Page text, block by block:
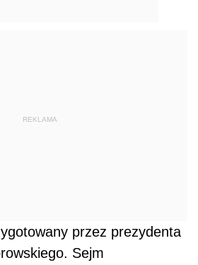
REKLAMA
przez prezydenta
Sejm